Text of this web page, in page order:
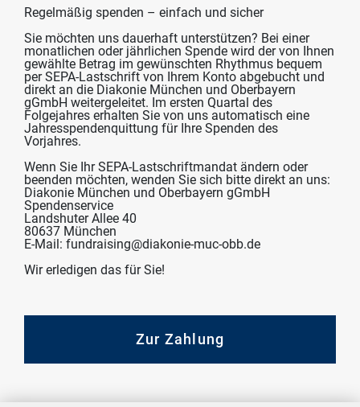
Regelmäßig spenden – einfach und sicher
Sie möchten uns dauerhaft unterstützen? Bei einer
monatlichen oder jährlichen Spende wird der von Ihnen
gewählte Betrag im gewünschten Rhythmus bequem
per SEPA-Lastschrift von Ihrem Konto abgebucht und
direkt an die Diakonie München und Oberbayern
gGmbH weitergeleitet. Im ersten Quartal des
Folgejahres erhalten Sie von uns automatisch eine
Jahresspendenquittung für Ihre Spenden des
Vorjahres.
Wenn Sie Ihr SEPA-Lastschriftmandat ändern oder
beenden möchten, wenden Sie sich bitte direkt an uns:
Diakonie München und Oberbayern gGmbH
Spendenservice
Landshuter Allee 40
80637 München
E-Mail: fundraising@diakonie-muc-obb.de
Wir erledigen das für Sie!
Zur Zahlung